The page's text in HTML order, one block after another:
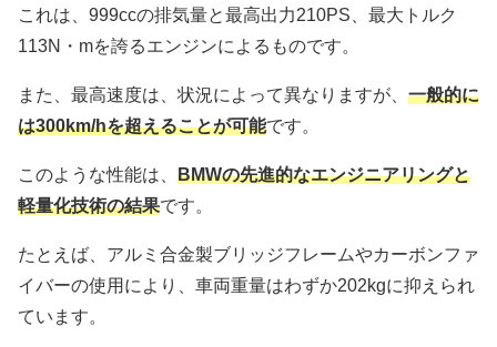
これは、999ccの排気量と最高出力210PS、最大トルク
113N・mを誇るエンジンによるものです。
また、最高速度は、状況によって異なりますが、 一般的に
は300km/hを超えることが可能です。
このような性能は、 BMWの先進的なエンジニアリングと
軽量化技術の結果です。
たとえば、アルミ合金製ブリッジフレームやカーボンファ
イバーの使用により、車両重量はわずか202kgに抑えられ
ています。